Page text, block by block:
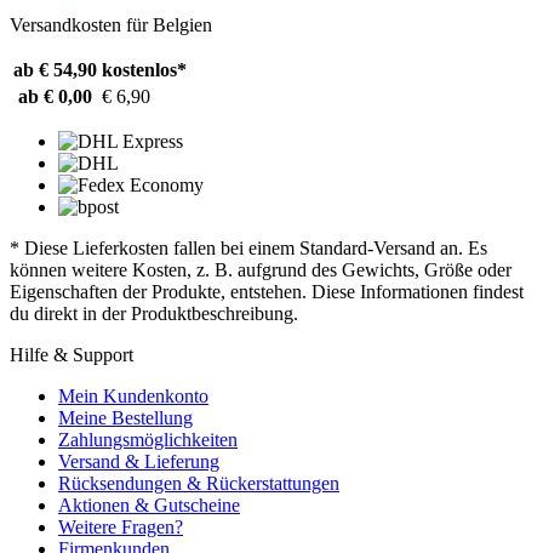
Versandkosten für Belgien
ab € 54,90 kostenlos*
ab € 0,00 € 6,90
* Diese Lieferkosten fallen bei einem Standard-Versand an. Es
können weitere Kosten, z. B. aufgrund des Gewichts, Größe oder
Eigenschaften der Produkte, entstehen. Diese Informationen findest
du direkt in der Produktbeschreibung.
Hilfe & Support
Mein Kundenkonto
Meine Bestellung
Zahlungsmöglichkeiten
Versand & Lieferung
Rücksendungen & Rückerstattungen
Aktionen & Gutscheine
Weitere Fragen?
Firmenkunden